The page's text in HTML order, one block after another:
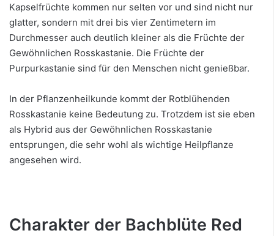
Kapselfrüchte kommen nur selten vor und sind nicht nur
glatter, sondern mit drei bis vier Zentimetern im
Durchmesser auch deutlich kleiner als die Früchte der
Gewöhnlichen Rosskastanie. Die Früchte der
Purpurkastanie sind für den Menschen nicht genießbar.
In der Pflanzenheilkunde kommt der Rotblühenden
Rosskastanie keine Bedeutung zu. Trotzdem ist sie eben
als Hybrid aus der Gewöhnlichen Rosskastanie
entsprungen, die sehr wohl als wichtige Heilpflanze
angesehen wird.
Charakter der Bachblüte Red